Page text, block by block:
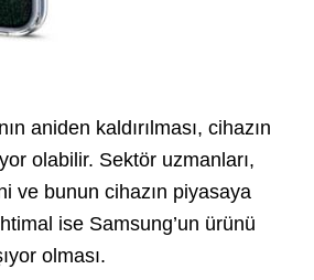
aniden kaldırılması, cihazın
olabilir. Sektör uzmanları,
ve bunun cihazın piyasaya
ise Samsung’un ürünü
olması.